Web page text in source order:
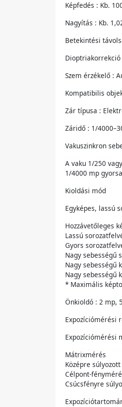
Képfedés : Kb.
Nagyítás : Kb.
Betekintési
Dioptriakorrekció
Szem érzékelő :
Kompatibilis
Zár típusa :
Záridő : 1/
Vakuszinkron
A vaku 1/250
1/4000 mp
Kioldási mód
Egyképes, lassú
Hozzávetőleges
Lassú
Gyors
Nagy sebességű
Nagy sebességű
Nagy sebességű
* Maximális
Önkioldó : 2 mp,
Expozíciómérési
Expozíciómérési
Mátrixmérés
Középre
Célpont-
Csúcsfényre